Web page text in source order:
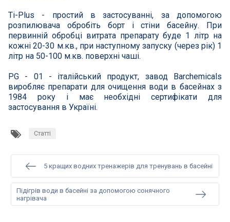
Вогнища та каміни
Труби і фіттінги
Корисні дрібнички
Ti-Plus - простий в застосуванні, за допомогою
розпилювача обробіть борт і стіни басейну. При
первинній обробці витрата препарату буде 1 літр на
кожні 20-30 м.кв., при наступному запуску (через рік) 1
літр на 50-100 м.кв. поверхні чаші.
PG - 01 - італійський продукт, завод Barchemicals
виробляє препарати для очищення води в басейнах з
1984 року і має необхідні сертифікати для
застосування в Україні.
Статті
5 кращих водних тренажерів для тренувань в басейні
Підігрів води в басейні за допомогою сонячного
нагрівача